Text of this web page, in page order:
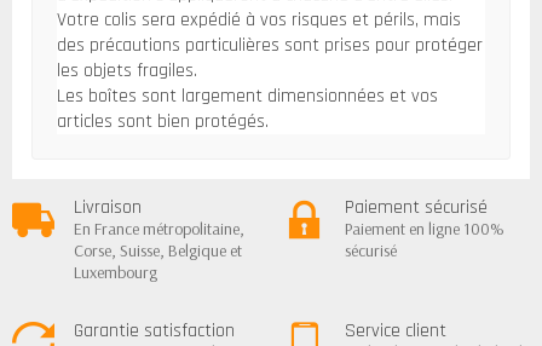
Votre colis sera expédié à vos risques et périls, mais
des précautions particulières sont prises pour protéger
les objets fragiles.
Les boîtes sont largement dimensionnées et vos
articles sont bien protégés.
Livraison
En France métropolitaine,
Corse, Suisse, Belgique et
Luxembourg
Paiement sécurisé
Paiement en ligne 100%
sécurisé
Garantie satisfaction Service client